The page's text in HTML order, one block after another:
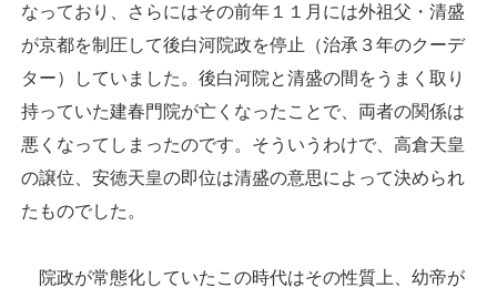
なっており、さらにはその前年１１月には外祖父・清盛
が京都を制圧して後白河院政を停止（治承３年のクーデ
ター）していました。後白河院と清盛の間をうまく取り
持っていた建春門院が亡くなったことで、両者の関係は
悪くなってしまったのです。そういうわけで、高倉天皇
の譲位、安徳天皇の即位は清盛の意思によって決められ
たものでした。
院政が常態化していたこの時代はその性質上、幼帝が